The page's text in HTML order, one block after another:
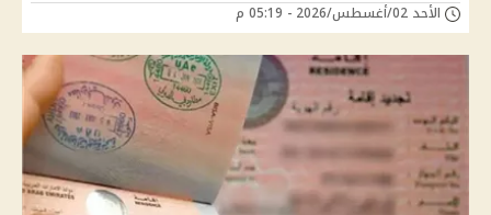
الأحد 02/أغسطس/2026 - 05:19 م